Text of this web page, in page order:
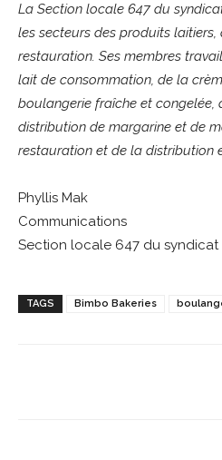
La Section locale 647 du
les secteurs des produits
restauration. Ses membres
lait de consommation, de la crè
boulangerie fraîche et
distribution de margarine et de
restauration et de la distribution
Phyllis Mak
Communications
Section locale 647 du syndicat
TAGS Bimbo Bakeries